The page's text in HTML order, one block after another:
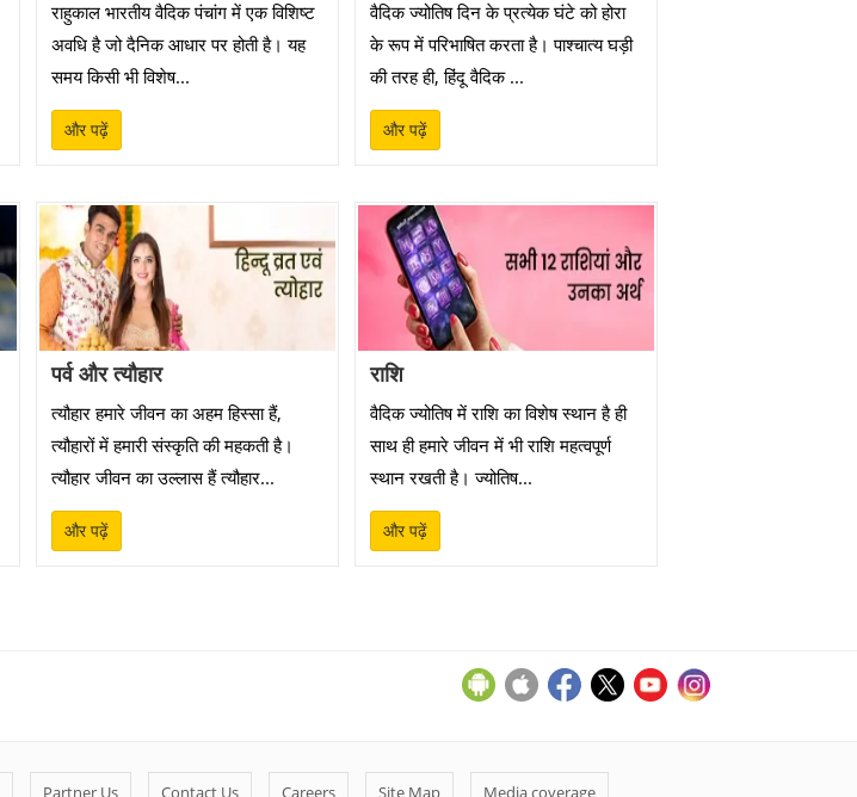
राहुकाल भारतीय वैदिक पंचांग में एक विशिष्ट
अवधि है जो दैनिक आधार पर होती है। यह
समय किसी भी विशेष...
और पढ़ें
वैदिक ज्योतिष दिन के प्रत्येक घंटे को होरा
के रूप में परिभाषित करता है। पाश्चात्य घड़ी
की तरह ही, हिंदू वैदिक ...
और पढ़ें
पर्व और त्यौहार
त्यौहार हमारे जीवन का अहम हिस्सा हैं,
त्यौहारों में हमारी संस्कृति की महकती है।
त्यौहार जीवन का उल्लास हैं त्यौहार...
और पढ़ें
राशि
वैदिक ज्योतिष में राशि का विशेष स्थान है ही
साथ ही हमारे जीवन में भी राशि महत्वपूर्ण
स्थान रखती है। ज्योतिष...
और पढ़ें
Partner Us Contact Us Careers Site Map Media coverage